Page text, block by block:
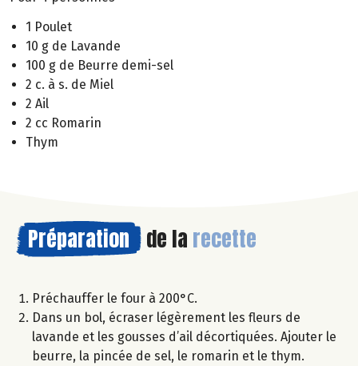
1 Poulet
10 g de Lavande
100 g de Beurre demi-sel
2 c. à s. de Miel
2 Ail
2 cc Romarin
Thym
Préparation de la recette
Préchauffer le four à 200°C.
Dans un bol, écraser légèrement les fleurs de
lavande et les gousses d’ail décortiquées. Ajouter le
beurre, la pincée de sel, le romarin et le thym.